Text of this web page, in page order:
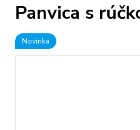
Panvica s
Novinka